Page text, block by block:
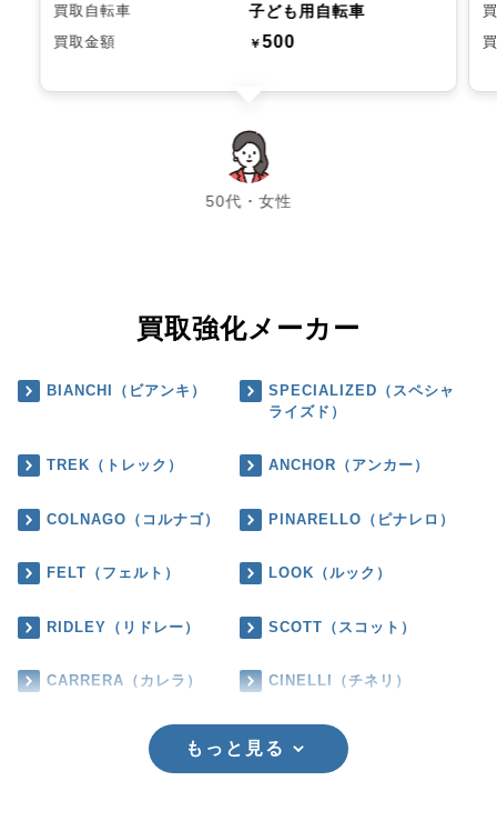
買取自転車 子ども用自転車
買取金額 ￥500
50代・女性
chevron_left chevron_right
買取強化メーカー
BIANCHI（ビアンキ）
SPECIALIZED（スペシャ
ライズド）
TREK（トレック） ANCHOR（アンカー）
COLNAGO（コルナゴ） PINARELLO（ピナレロ）
FELT（フェルト） LOOK（ルック）
RIDLEY（リドレー） SCOTT（スコット）
CARRERA（カレラ） CINELLI（チネリ）
もっと見る